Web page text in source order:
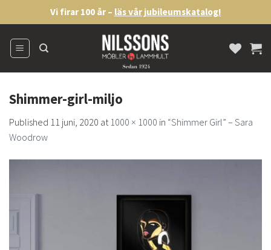
to
content
Vi firar 100 år – läs vår jubileumskatalog!
Shimmer-girl-miljo
Published 11 juni, 2020 at1000 × 1000 in “Shimmer Girl” – Sara
Woodrow